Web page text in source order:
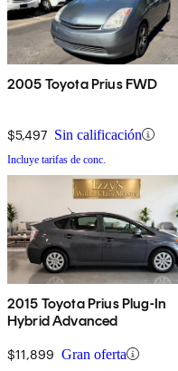
2005 Toyota Prius FWD
$5,497 Sin calificación
Incluye tarifas de conc.
2015 Toyota Prius Plug-In
Hybrid Advanced
$11,899 Gran oferta